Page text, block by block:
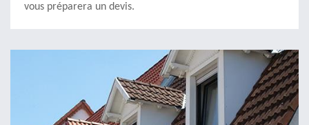
vous préparera un devis.